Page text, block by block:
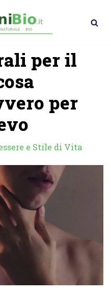
per il
per
e Stile di Vita